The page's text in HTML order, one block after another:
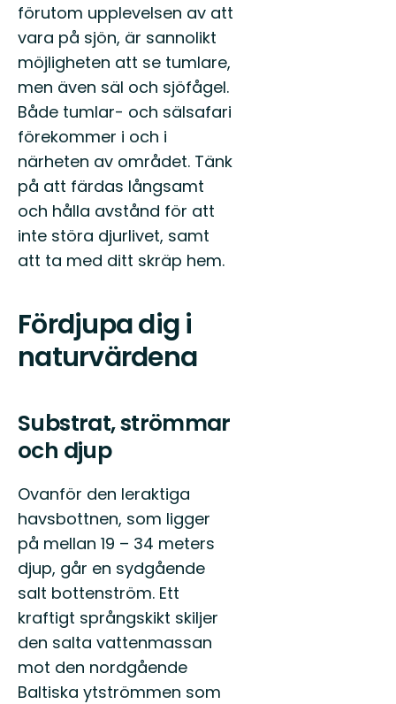
förutom upplevelsen av att
vara på sjön, är sannolikt
möjligheten att se tumlare,
men även säl och sjöfågel.
Både tumlar- och sälsafari
förekommer i och i
närheten av området. Tänk
på att färdas långsamt
och hålla avstånd för att
inte störa djurlivet, samt
att ta med ditt skräp hem.
Fördjupa dig i
naturvärdena
Substrat, strömmar
och djup
Ovanför den leraktiga
havsbottnen, som ligger
på mellan 19 – 34 meters
djup, går en sydgående
salt bottenström. Ett
kraftigt språngskikt skiljer
den salta vattenmassan
mot den nordgående
Baltiska ytströmmen som